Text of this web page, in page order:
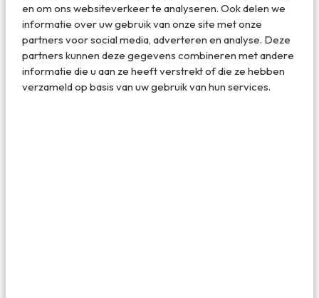
en om ons websiteverkeer te analyseren. Ook delen we
informatie over uw gebruik van onze site met onze
partners voor social media, adverteren en analyse. Deze
partners kunnen deze gegevens combineren met andere
informatie die u aan ze heeft verstrekt of die ze hebben
verzameld op basis van uw gebruik van hun services.